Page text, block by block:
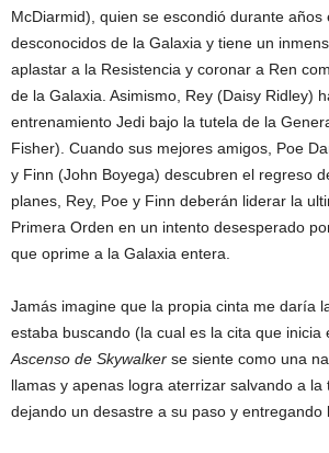
McDiarmid), quien se escondió durante años
desconocidos de la Galaxia y tiene un
aplastar a la Resistencia y coronar a Ren
de la Galaxia. Asimismo, Rey (Daisy Ridley)
entrenamiento Jedi bajo la tutela de la
Fisher). Cuando sus mejores amigos, Poe
y Finn (John Boyega) descubren el regreso
planes, Rey, Poe y Finn deberán liderar la
Primera Orden en un intento desesperado
que oprime a la Galaxia entera.
Jamás imagine que la propia cinta me daría
estaba buscando (la cual es la cita que inicia
Ascenso de Skywalker se siente como una
llamas y apenas logra aterrizar salvando a la
dejando un desastre a su paso y entregando